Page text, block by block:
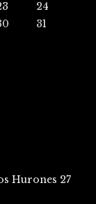
24
31
Hurones 27